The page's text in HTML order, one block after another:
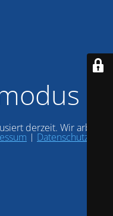
derzeit. Wir arbeiten
| Datenschutz